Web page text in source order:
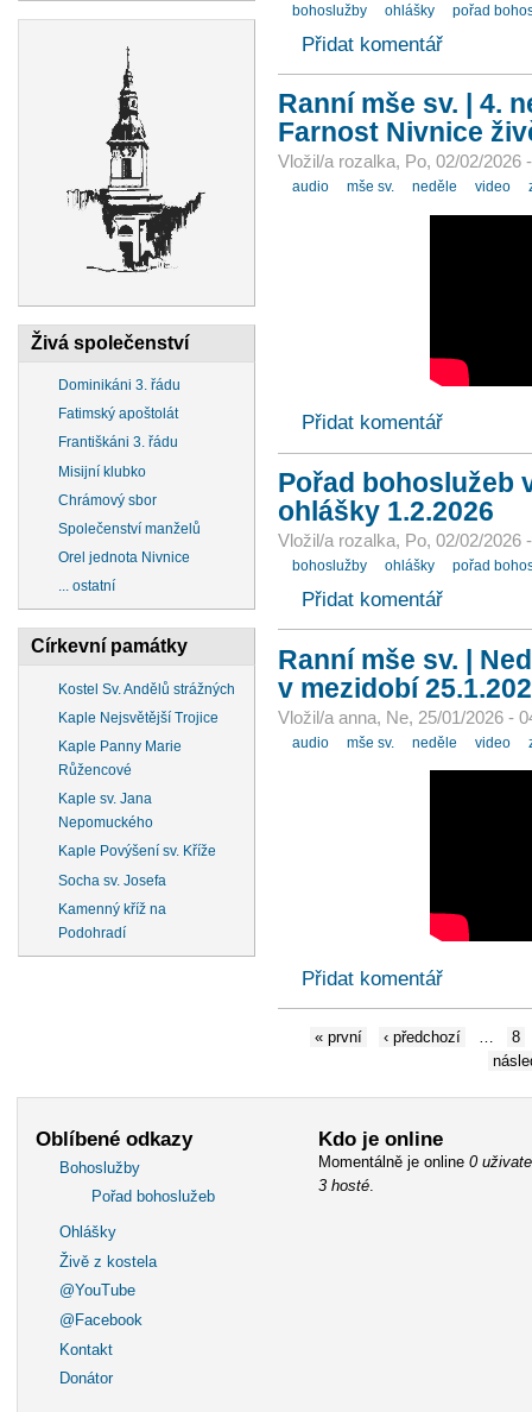
Živá společenství
Dominikáni 3. řádu
Fatimský apoštolát
Františkáni 3. řádu
Misijní klubko
Chrámový sbor
Společenství manželů
Orel jednota Nivnice
... ostatní
Církevní památky
Kostel Sv. Andělů strážných
Kaple Nejsvětější Trojice
Kaple Panny Marie
Růžencové
Kaple sv. Jana
Nepomuckého
Kaple Povýšení sv. Kříže
Socha sv. Josefa
Kamenný kříž na
Podohradí
bohoslužby ohlášky pořad
Přidat komentář
Ranní mše sv. | 4.
Farnost Nivnice
Vložil/a rozalka, Po, 02/02/2026
audio mše sv. neděle video
Přidat komentář
Pořad bohoslužeb
ohlášky 1.2.2026
Vložil/a rozalka, Po, 02/02/2026
bohoslužby ohlášky pořad
Přidat komentář
Ranní mše sv. |
v mezidobí
Vložil/a anna, Ne, 25/01/2026 -
audio mše sv. neděle video
Přidat komentář
« první ‹ předchozí
8
Oblíbené odkazy
Bohoslužby
Pořad bohoslužeb
Ohlášky
Živě z kostela
@YouTube
@Facebook
Kontakt
Donátor
Kdo je online
Momentálně je online 0
3 hosté.